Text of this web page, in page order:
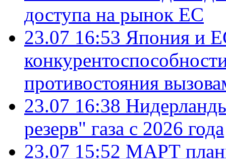
доступа на рынок ЕС
23.07 16:53 Япония и
противостояния
23.07 16:38
резерв" газа с 2026 года
23.07 15:52 МАРТ